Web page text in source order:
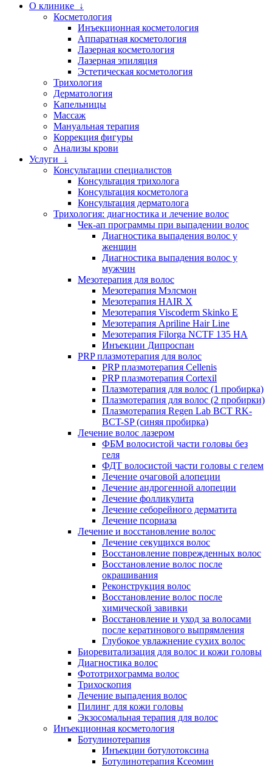
О клинике ↓
Косметология
Инъекционная косметология
Аппаратная косметология
Лазерная косметология
Лазерная эпиляция
Эстетическая косметология
Трихология
Дерматология
Капельницы
Массаж
Мануальная терапия
Коррекция фигуры
Анализы крови
Услуги ↓
Консультации специалистов
Консультация трихолога
Консультация косметолога
Консультация дерматолога
Трихология: диагностика и лечение волос
Чек-ап программы при выпадении волос
Диагностика выпадения волос у
женщин
Диагностика выпадения волос у
мужчин
Мезотерапия для волос
Мезотерапия Мэлсмон
Мезотерапия HAIR X
Мезотерапия Viscoderm Skinko E
Мезотерапия Apriline Hair Line
Мезотерапия Filorga NCTF 135 HA
Инъекции Дипроспан
PRP плазмотерапия для волос
PRP плазмотерапия Cellenis
PRP плазмотерапия Cortexil
Плазмотерапия для волос (1 пробирка)
Плазмотерапия для волос (2 пробирки)
Плазмотерапия Regen Lab BCT RK-
BCT-SP (синяя пробирка)
Лечение волос лазером
ФБМ волосистой части головы без
геля
ФДТ волосистой части головы с гелем
Лечение очаговой алопеции
Лечение андрогенной алопеции
Лечение фолликулита
Лечение себорейного дерматита
Лечение псориаза
Лечение и восстановление волос
Лечение секущихся волос
Восстановление поврежденных волос
Восстановление волос после
окрашивания
Реконструкция волос
Восстановление волос после
химической завивки
Восстановление и уход за волосами
после кератинового выпрямления
Глубокое увлажнение сухих волос
Биоревитализация для волос и кожи головы
Диагностика волос
Фототрихограмма волос
Трихоскопия
Лечение выпадения волос
Пилинг для кожи головы
Экзосомальная терапия для волос
Инъекционная косметология
Ботулинотерапия
Инъекции ботулотоксина
Ботулинотерапия Ксеомин